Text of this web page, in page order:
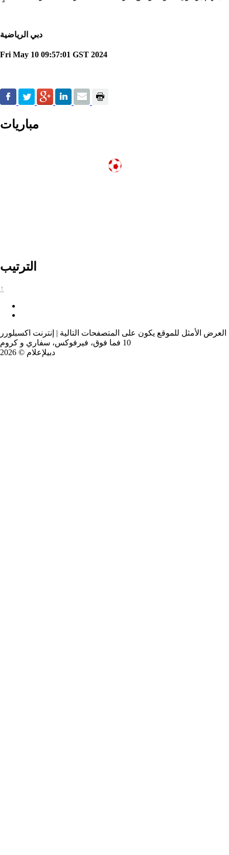
دبي الرياضية
Fri May 10 09:57:01 GST 2024
مباريات
الترتيب
↑
العرض الأمثل للموقع يكون على المتصفحات التالية | إنترنت اكسبلورر
10 فما فوق، فيرفوكس، سفاري و كروم
دبيلإعلام © 2026